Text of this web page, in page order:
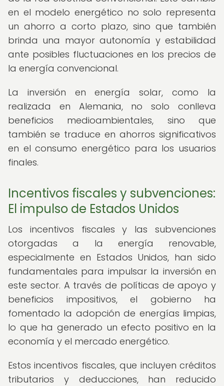
en el modelo energético no solo representa
un ahorro a corto plazo, sino que también
brinda una mayor autonomía y estabilidad
ante posibles fluctuaciones en los precios de
la energía convencional.
La inversión en energía solar, como la
realizada en Alemania, no solo conlleva
beneficios medioambientales, sino que
también se traduce en ahorros significativos
en el consumo energético para los usuarios
finales.
Incentivos fiscales y subvenciones:
El impulso de Estados Unidos
Los incentivos fiscales y las subvenciones
otorgadas a la energía renovable,
especialmente en Estados Unidos, han sido
fundamentales para impulsar la inversión en
este sector. A través de políticas de apoyo y
beneficios impositivos, el gobierno ha
fomentado la adopción de energías limpias,
lo que ha generado un efecto positivo en la
economía y el mercado energético.
Estos incentivos fiscales, que incluyen créditos
tributarios y deducciones, han reducido